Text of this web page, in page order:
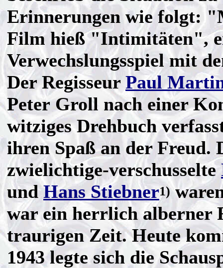
Erinnerungen wie folgt:
Film hieß "Intimitäten",
Verwechslungsspiel mit
Der Regisseur Paul
Peter Groll nach einer
witziges Drehbuch
ihren Spaß an der Freud.
zwielichtige-verschusselte
undHans Stiebner1)
war ein herrlich alberner
traurigen Zeit. Heute
1943 legte sich die